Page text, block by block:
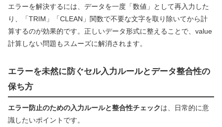
エラーを解決するには、データを一度「数値」として再入力した
り、「TRIM」「CLEAN」関数で不要な文字を取り除いてから計
算するのが効果的です。正しいデータ形式に整えることで、value
計算しない問題もスムーズに解消されます。
エラーを未然に防ぐセル入力ルールとデータ整合性の
保ち方
エラー防止のための入力ルールと整合性チェックは、日常的に意
識したいポイントです。